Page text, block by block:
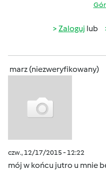
Zaloguj lub
marz (niezweryfikowany)
czw., 12/17/2015 - 12:22
mój w końcu jutro u mnie